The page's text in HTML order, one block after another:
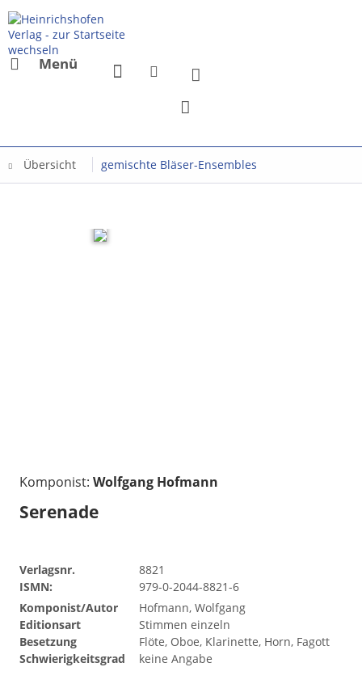
Menü
Übersicht gemischte Bläser-Ensembles
Komponist: Wolfgang Hofmann
Serenade
Verlagsnr.
8821
ISMN:
979-0-2044-8821-6
Komponist/Autor
Hofmann, Wolfgang
Editionsart
Stimmen einzeln
Besetzung
Flöte, Oboe, Klarinette, Horn, Fagott
Schwierigkeitsgrad
keine Angabe